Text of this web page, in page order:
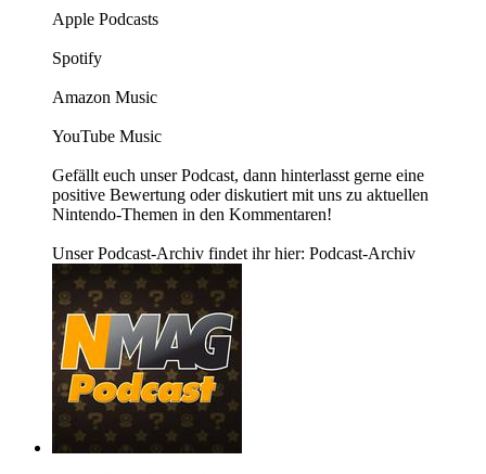
Apple Podcasts
Spotify
Amazon Music
YouTube Music
Gefällt euch unser Podcast, dann hinterlasst gerne eine
positive Bewertung oder diskutiert mit uns zu aktuellen
Nintendo-Themen in den Kommentaren!
Unser Podcast-Archiv findet ihr hier: Podcast-Archiv